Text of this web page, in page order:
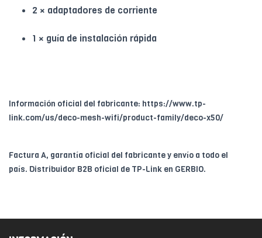
2 × adaptadores de corriente
1 × guía de instalación rápida
Información oficial del fabricante: https://www.tp-
link.com/us/deco-mesh-wifi/product-family/deco-x50/
Factura A, garantía oficial del fabricante y envío a todo el
país. Distribuidor B2B oficial de TP-Link en GERBIO.